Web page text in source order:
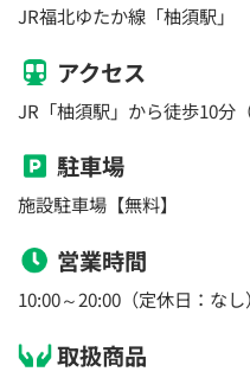
JR福北ゆたか線「柚須駅」
アクセス
JR「柚須駅」から徒歩10分
駐車場
施設駐車場【無料】
営業時間
10:00～20:00（定休日：なし）
取扱商品